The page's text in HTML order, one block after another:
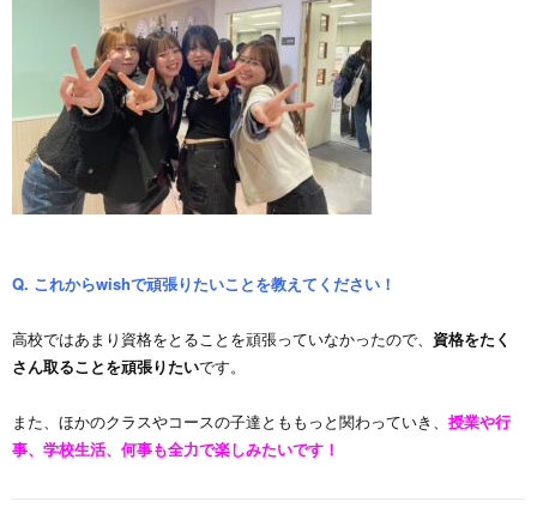
Q. これからwishで頑張りたいことを教えてください！
高校ではあまり資格をとることを頑張っていなかったので、 資格をたく
さん取ることを頑張りたいです。
また、ほかのクラスやコースの子達とももっと関わっていき、 授業や行
事、学校生活、何事も全力で楽しみたいです！